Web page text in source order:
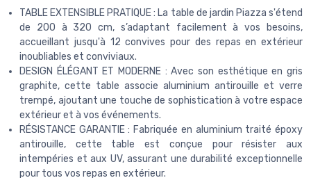
TABLE EXTENSIBLE PRATIQUE : La table de jardin Piazza s'étend
de 200 à 320 cm, s’adaptant facilement à vos besoins,
accueillant jusqu'à 12 convives pour des repas en extérieur
inoubliables et conviviaux.
DESIGN ÉLÉGANT ET MODERNE : Avec son esthétique en gris
graphite, cette table associe aluminium antirouille et verre
trempé, ajoutant une touche de sophistication à votre espace
extérieur et à vos événements.
RÉSISTANCE GARANTIE : Fabriquée en aluminium traité époxy
antirouille, cette table est conçue pour résister aux
intempéries et aux UV, assurant une durabilité exceptionnelle
pour tous vos repas en extérieur.